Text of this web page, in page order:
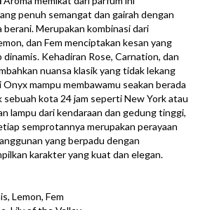
penuh semangat dan gairah dengan
berani. Merupakan kombinasi dari
dan Fem menciptakan kesan yang
Kehadiran Rose, Carnation, dan
nuansa klasik yang tidak lekang
mampu membawamu seakan berada
sebuah kota 24 jam seperti New York atau
lampu dari kendaraan dan gedung tinggi,
semprotannya merupakan perayaan
yang berpadu dengan
karakter yang kuat dan elegan.
Lemon, Fem